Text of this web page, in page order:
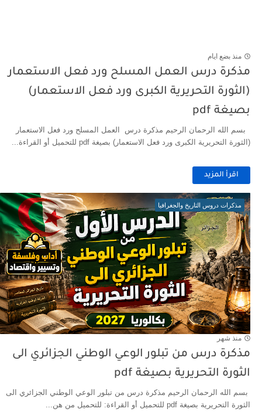
منذ بضع ايام
مذكرة درس العمل المسلح ورد فعل الاستعمار
(الثورة التحريرية الكبرى ورد فعل الاستعمار)
بصيغة pdf
بسم الله الرحمان الرحيم مذكرة درس العمل المسلح ورد فعل الاستعمار
(الثورة التحريرية الكبرى ورد فعل الاستعمار) بصيغة pdf للتحميل أو القراءة...
اقرأ المزيد
مذكرات دروس التاريخ والجغرافيا
منذ شهر
مذكرة درس من تبلور الوعي الوطني الجزائري الى
الثورة التحريرية بصيغة pdf
بسم الله الرحمان الرحيم مذكرة درس من تبلور الوعي الوطني الجزائري الى
الثورة التحريرية بصيغة pdf للتحميل أو القراءة: للتحميل من هن...